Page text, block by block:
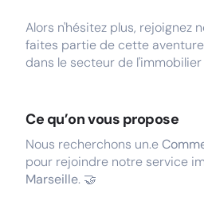
Alors n'hésitez plus, rejoignez
faites partie de cette
dans le secteur de l'immobilier
Ce qu’on vous propose
Nous recherchons un.e
pour rejoindre notre service
Marseille. 🤝